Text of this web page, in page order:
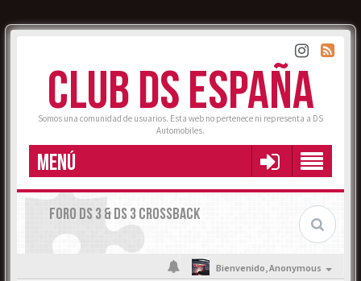
CLUB DS ESPAÑA
Somos una comunidad de usuarios. Esta web no pertenece ni representa a DS
Automobiles.
MENÚ
FORO DS 3 & DS 3 CROSSBACK
Bienvenido,Anonymous